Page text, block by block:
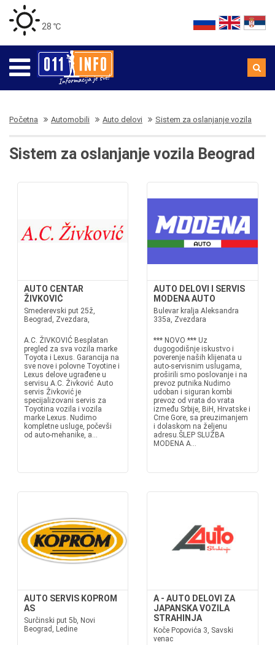
28 ℃
Početna Automobili Auto delovi Sistem za oslanjanje vozila
Sistem za oslanjanje vozila Beograd
AUTO CENTAR
ŽIVKOVIĆ
Smederevski put 25ž,
Beograd, Zvezdara,
A.C. ŽIVKOVIĆ Besplatan
pregled za sva vozila marke
Toyota i Lexus. Garancija na
sve nove i polovne Toyotine i
Lexus delove ugrađene u
servisu A.C. Živković Auto
servis Živković je
specijalizovani servis za
Toyotina vozila i vozila
marke Lexus. Nudimo
kompletne usluge, počevši
od auto-mehanike, a...
AUTO DELOVI I SERVIS
MODENA AUTO
Bulevar kralja Aleksandra
335a, Zvezdara
*** NOVO *** Uz
dugogodišnje iskustvo i
poverenje naših klijenata u
auto-servisnim uslugama,
proširili smo poslovanje i na
prevoz putnika.Nudimo
udoban i siguran kombi
prevoz od vrata do vrata
između Srbije, BiH, Hrvatske i
Crne Gore, sa preuzimanjem
i dolaskom na željenu
adresu.ŠLEP SLUŽBA
MODENA A...
AUTO SERVIS KOPROM
AS
Surčinski put 5b, Novi
Beograd, Ledine
A - AUTO DELOVI ZA
JAPANSKA VOZILA
STRAHINJA
Koče Popovića 3, Savski
venac